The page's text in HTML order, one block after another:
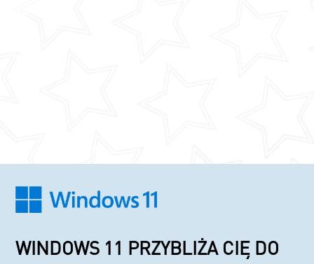
WINDOWS 11 PRZYBLIŻA CIĘ DO